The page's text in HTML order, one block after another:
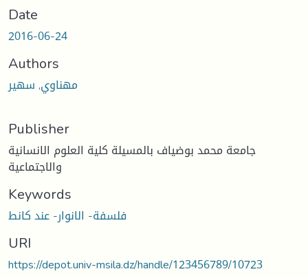
Date
2016-06-24
Authors
مهناوي, سهير
Publisher
جامعة محمد بوضياف بالمسيلة كلية العلوم الانسانية
والاجتماعية
Keywords
فلسفة- الانوار- عند كانط
URI
https://depot.univ-msila.dz/handle/123456789/10723